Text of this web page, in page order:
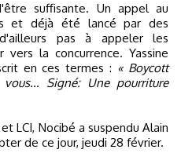
suffisante. Un appel au
et déjà été lancé par des
pas à appeler les
la concurrence. Yassine
en ces termes : « Boycott
Signé: Une pourriture
et LCI, Nocibé a suspendu Alain
de ce jour, jeudi 28 février.